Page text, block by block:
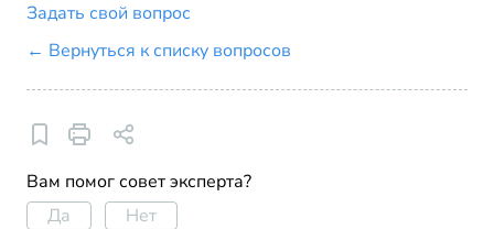
Задать свой вопрос
← Вернуться к списку вопросов
Вам помог совет эксперта?
Да
Нет